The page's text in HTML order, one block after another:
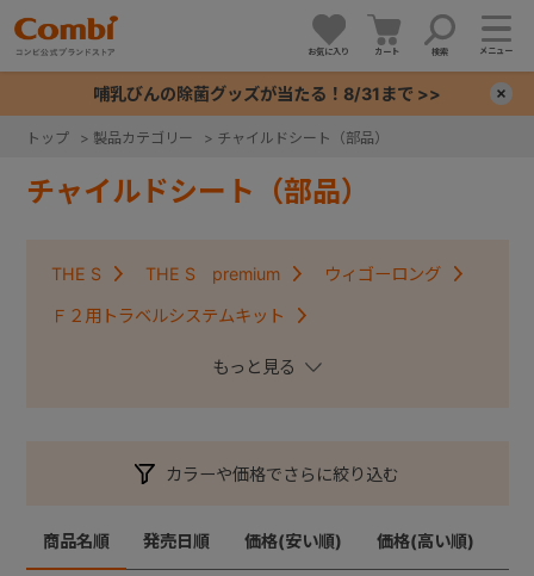
お気に入り カート 検索 メニュー
哺乳びんの除菌グッズが当たる！8/31まで >>
トップ > 製品カテゴリー > チャイルドシート（部品）
チャイルドシート（部品）
THE S THE S premium ウィゴーロング
Ｆ２用トラベルシステムキット
クルムーヴコンパクトISOFIX・クルムーヴアドバンス
クルムーヴスマート・クルムーヴスマートＩＳＯＦＩＸ
ジョイトリップ
カラーや価格でさらに絞り込む
商品名順 発売日順 価格(安い順) 価格(高い順)